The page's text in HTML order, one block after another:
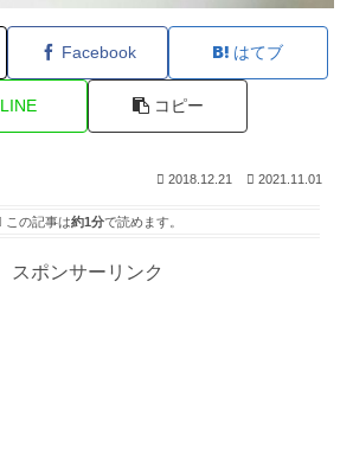
Facebook はてブ
LINE コピー
2018.12.21 2021.11.01
この記事は約1分で読めます。
スポンサーリンク